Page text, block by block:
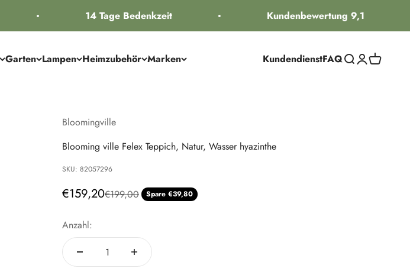
14 Tage Bedenkzeit Kundenbewertung 9,1
Garten Lampen Heimzubehör Marken KundendienstFAQSuche öffnen
Bloomingville
Blooming ville Felex Teppich, Natur, Wasser hyazinthe
SKU: 82057296
Angebot
€159,20Regulärer Preis
€199,00 Spare €39,80
Anzahl: